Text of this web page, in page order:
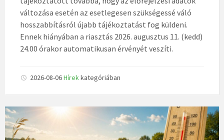
változása esetén az esetlegesen szükségessé váló
hosszabbításról újabb tájékoztatást fog küldeni.
Ennek hiányában a riasztás 2026. augusztus 11. (kedd)
24.00 órakor automatikusan érvényét veszíti.
2026-08-06Hírekkategóriában